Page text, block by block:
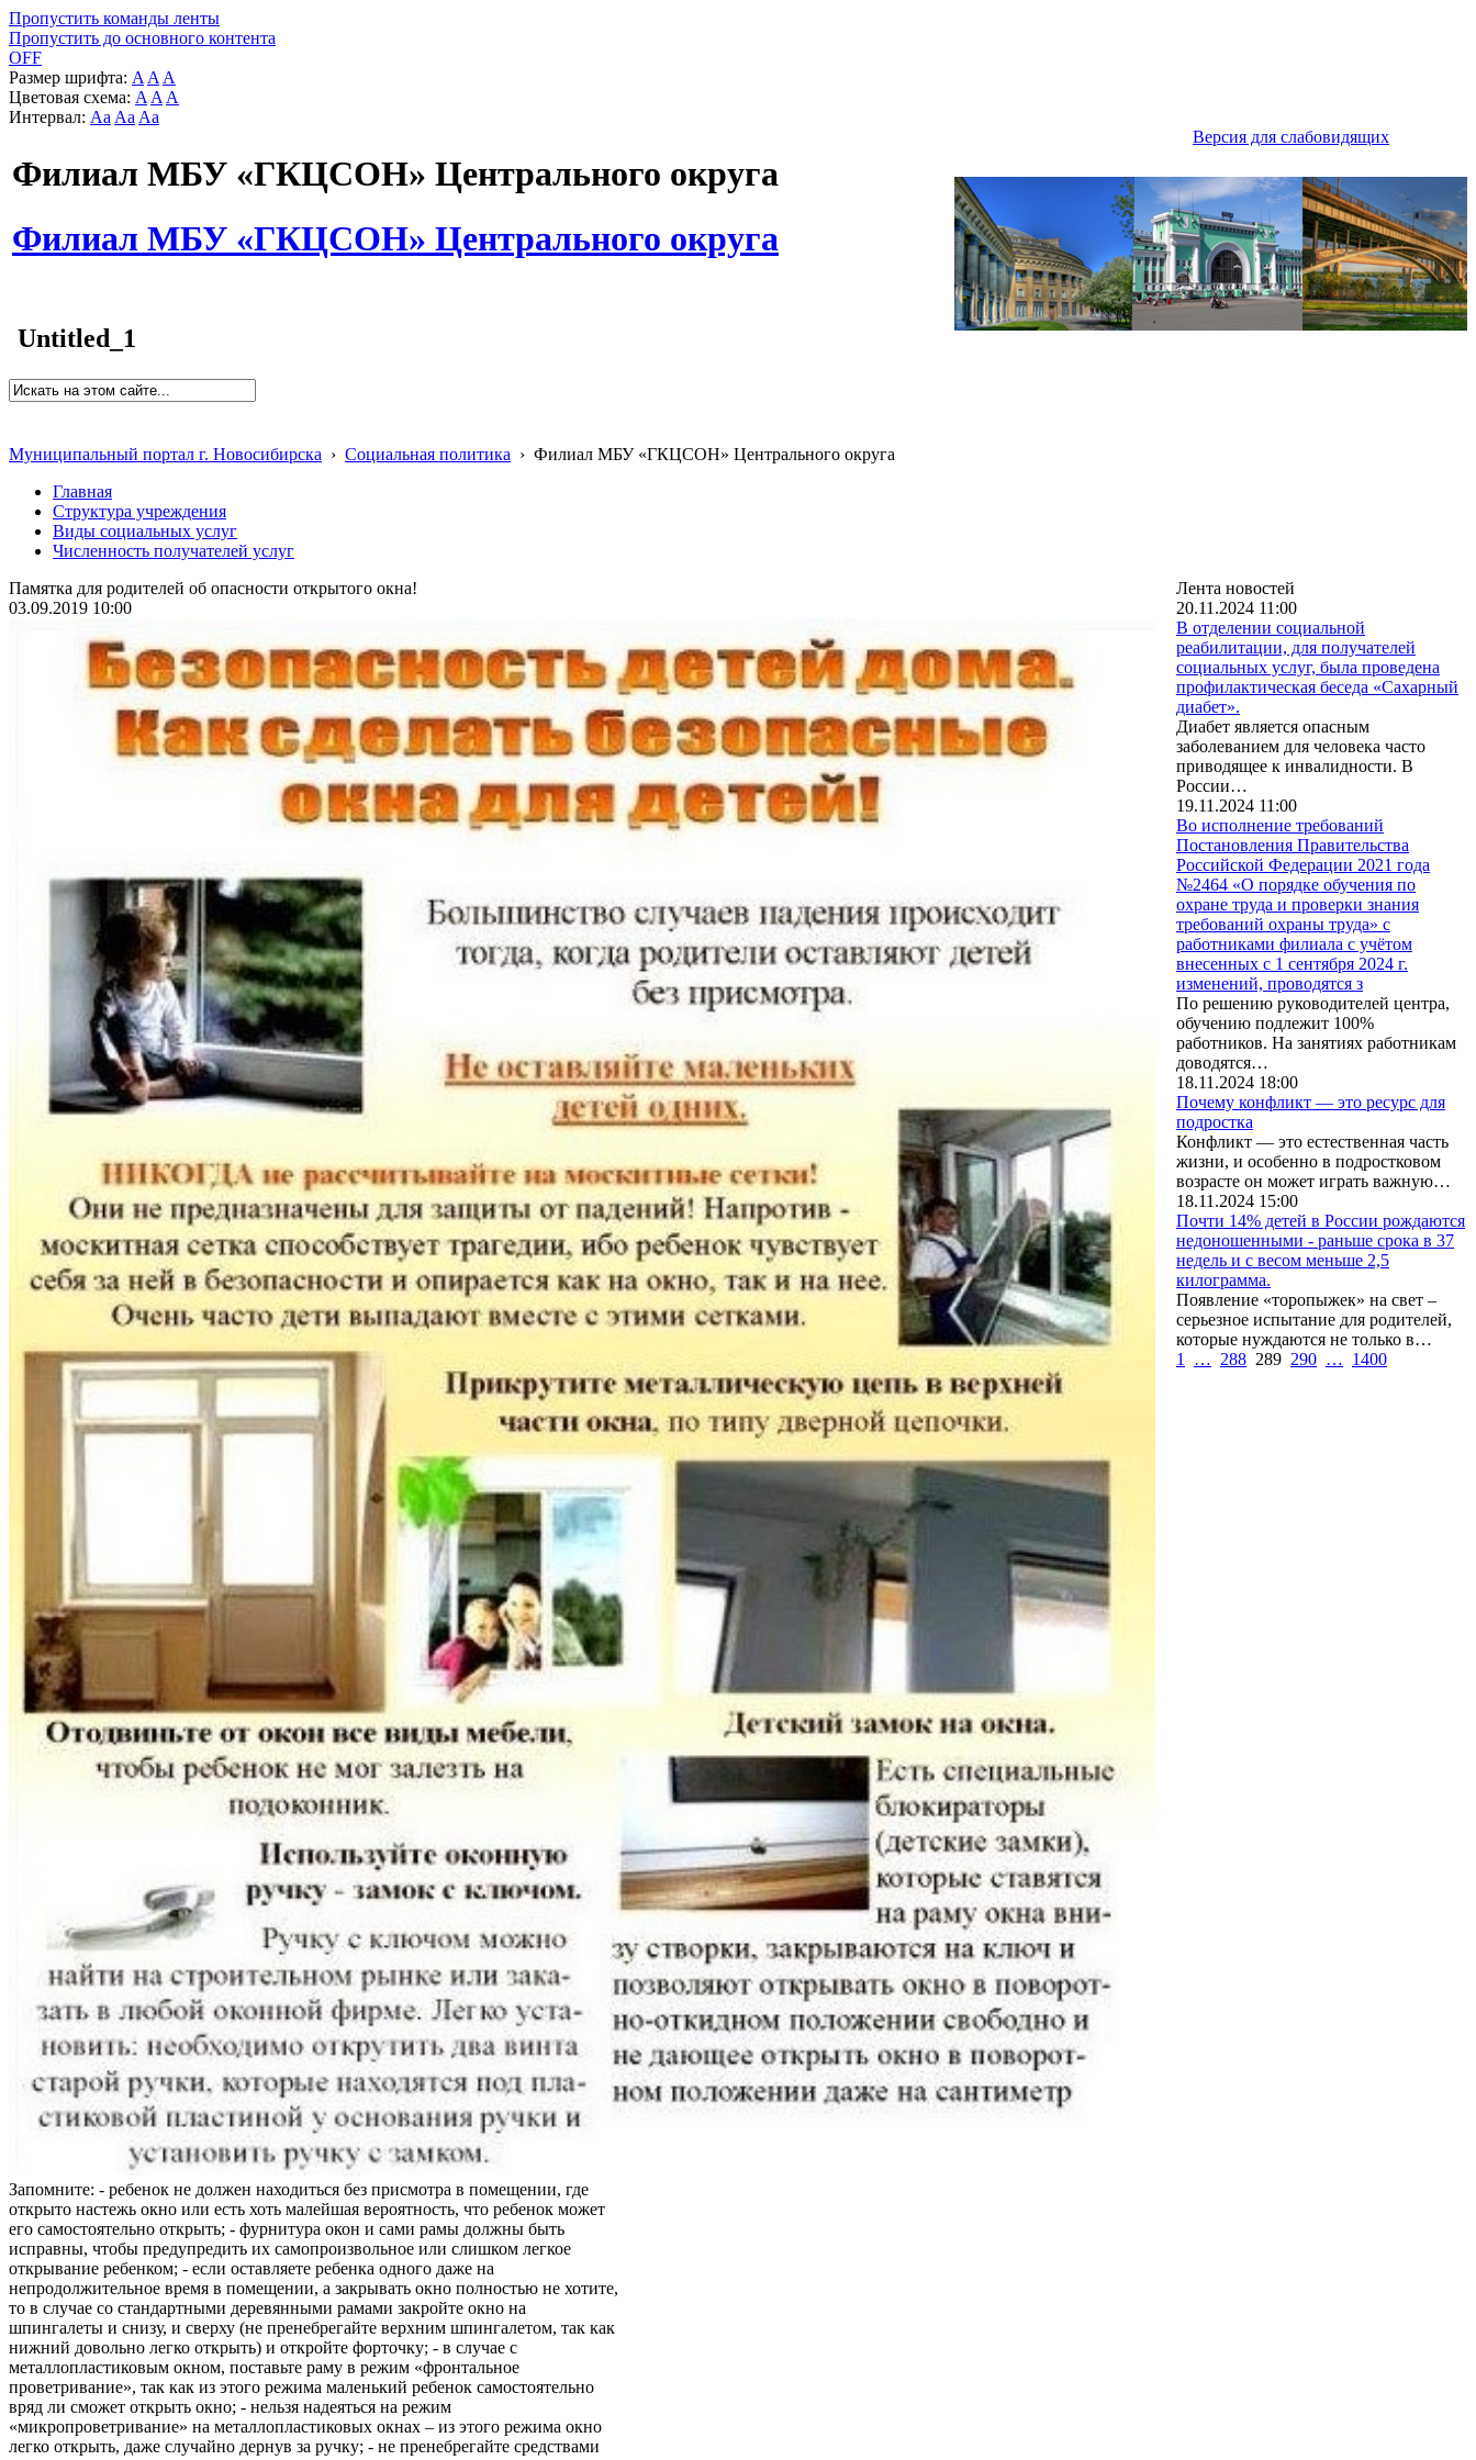
Пропустить команды ленты
Пропустить до основного контента
OFF
Размер шрифта: A A A
Цветовая схема: A A A
Интервал: Aa Aa Aa
Версия для слабовидящих
Филиал МБУ «ГКЦСОН» Центрального округа
Филиал МБУ «ГКЦСОН» Центрального округа
Untitled_1
Муниципальный портал г. Новосибирска › Социальная политика › Филиал МБУ «ГКЦСОН» Центрального округа
Главная
Структура учреждения
Виды социальных услуг
Численность получателей услуг
Памятка для родителей об опасности открытого окна!
03.09.2019 10:00
Запомните: - ребенок не должен находиться без присмотра в помещении, где
открыто настежь окно или есть хоть малейшая вероятность, что ребенок может
его самостоятельно открыть; - фурнитура окон и сами рамы должны быть
исправны, чтобы предупредить их самопроизвольное или слишком легкое
открывание ребенком; - если оставляете ребенка одного даже на
непродолжительное время в помещении, а закрывать окно полностью не хотите,
то в случае со стандартными деревянными рамами закройте окно на
шпингалеты и снизу, и сверху (не пренебрегайте верхним шпингалетом, так как
нижний довольно легко открыть) и откройте форточку; - в случае с
металлопластиковым окном, поставьте раму в режим «фронтальное
проветривание», так как из этого режима маленький ребенок самостоятельно
вряд ли сможет открыть окно; - нельзя надеяться на режим
«микропроветривание» на металлопластиковых окнах – из этого режима окно
легко открыть, даже случайно дернув за ручку; - не пренебрегайте средствами
Лента новостей
20.11.2024 11:00
В отделении социальной
реабилитации, для получателей
социальных услуг, была проведена
профилактическая беседа «Сахарный
диабет».
Диабет является опасным
заболеванием для человека часто
приводящее к инвалидности. В
России…
19.11.2024 11:00
Во исполнение требований
Постановления Правительства
Российской Федерации 2021 года
№2464 «О порядке обучения по
охране труда и проверки знания
требований охраны труда» с
работниками филиала с учётом
внесенных с 1 сентября 2024 г.
изменений, проводятся з
По решению руководителей центра,
обучению подлежит 100%
работников. На занятиях работникам
доводятся…
18.11.2024 18:00
Почему конфликт — это ресурс для
подростка
Конфликт — это естественная часть
жизни, и особенно в подростковом
возрасте он может играть важную…
18.11.2024 15:00
Почти 14% детей в России рождаются
недоношенными - раньше срока в 37
недель и с весом меньше 2,5
килограмма.
Появление «торопыжек» на свет –
серьезное испытание для родителей,
которые нуждаются не только в…
1
… 288 289 290 … 1400